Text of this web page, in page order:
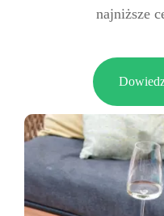
najniższe